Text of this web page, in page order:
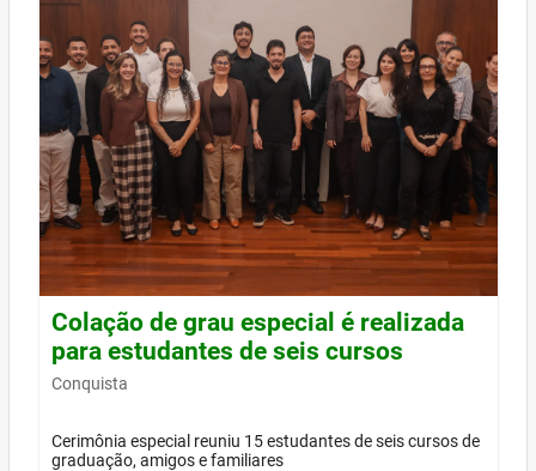
Colação de grau especial é realizada
para estudantes de seis cursos
Conquista
Cerimônia especial reuniu 15 estudantes de seis cursos de
graduação, amigos e familiares